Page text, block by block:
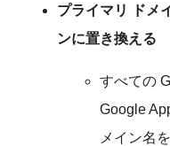
プライマリ ドメ
ンに置き換える
すべての
Google
メイン名